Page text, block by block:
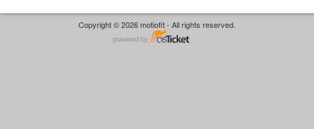
Copyright © 2026 motiofit - All rights reserved.